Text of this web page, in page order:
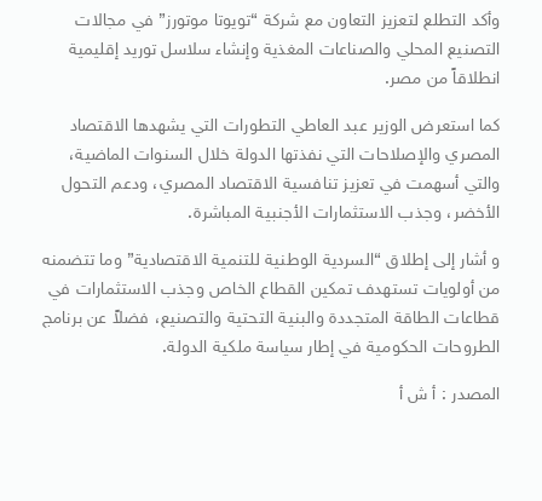
وأكد التطلع لتعزيز التعاون مع شركة “تويوتا موتورز” في مجالات
التصنيع المحلي والصناعات المغذية وإنشاء سلاسل توريد إقليمية
انطلاقاً من مصر.
كما استعرض الوزير عبد العاطي التطورات التي يشهدها الاقتصاد
المصري والإصلاحات التي نفذتها الدولة خلال السنوات الماضية،
والتي أسهمت في تعزيز تنافسية الاقتصاد المصري، ودعم التحول
الأخضر، وجذب الاستثمارات الأجنبية المباشرة.
و أشار إلى إطلاق “السردية الوطنية للتنمية الاقتصادية” وما تتضمنه
من أولويات تستهدف تمكين القطاع الخاص وجذب الاستثمارات في
قطاعات الطاقة المتجددة والبنية التحتية والتصنيع، فضلاً عن برنامج
الطروحات الحكومية في إطار سياسة ملكية الدولة.
المصدر : أ ش أ